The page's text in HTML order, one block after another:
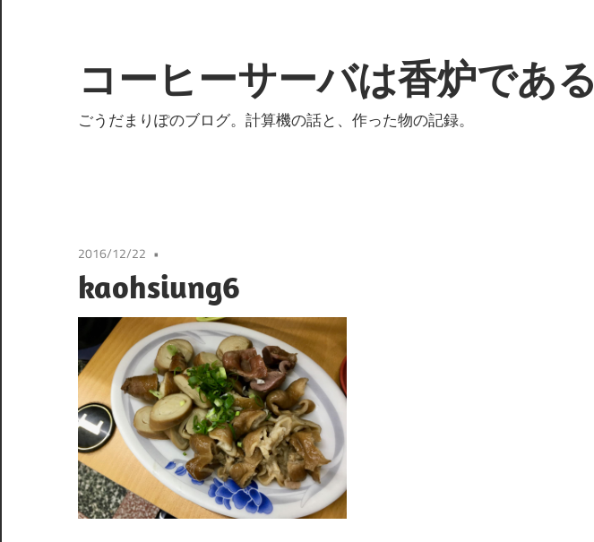
テ
ン
ツ
プ
コーヒーサーバは香炉である
ごうだまりぽのブログ。計算機の話と、作った物の記録。
2016/12/22
kaohsiung6